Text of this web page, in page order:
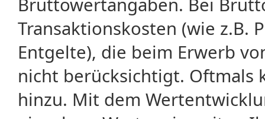
Transaktionskosten (wie z.B.
Entgelte), die beim Erwerb
nicht berücksichtigt. Oftmals
hinzu. Mit dem